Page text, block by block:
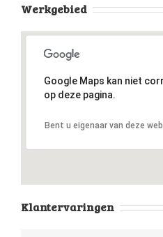
Werkgebied
Google Maps kan niet
op deze pagina.
Bent u eigenaar van deze
Klantervaringen